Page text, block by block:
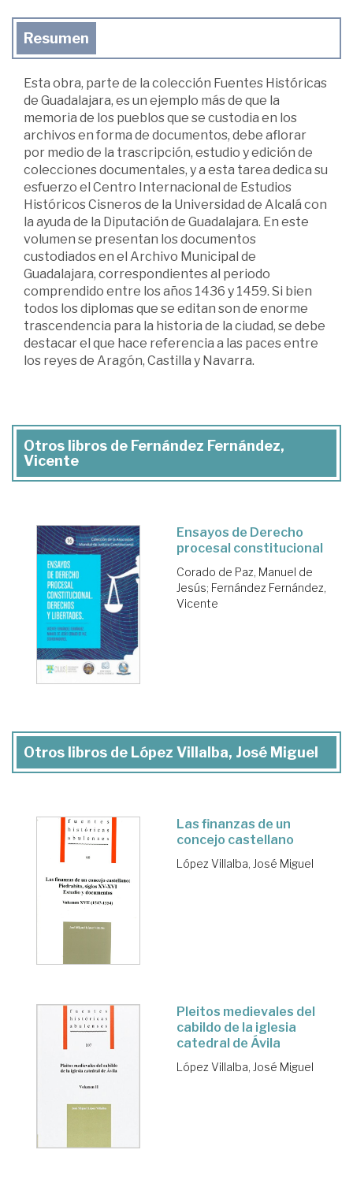
Resumen
Esta obra, parte de la colección Fuentes Históricas
de Guadalajara, es un ejemplo más de que la
memoria de los pueblos que se custodia en los
archivos en forma de documentos, debe aflorar
por medio de la trascripción, estudio y edición de
colecciones documentales, y a esta tarea dedica su
esfuerzo el Centro Internacional de Estudios
Históricos Cisneros de la Universidad de Alcalá con
la ayuda de la Diputación de Guadalajara. En este
volumen se presentan los documentos
custodiados en el Archivo Municipal de
Guadalajara, correspondientes al periodo
comprendido entre los años 1436 y 1459. Si bien
todos los diplomas que se editan son de enorme
trascendencia para la historia de la ciudad, se debe
destacar el que hace referencia a las paces entre
los reyes de Aragón, Castilla y Navarra.
Otros libros de Fernández Fernández,
Vicente
Ensayos de Derecho
procesal constitucional
Corado de Paz, Manuel de
Jesús; Fernández Fernández,
Vicente
Otros libros de López Villalba, José Miguel
Las finanzas de un
concejo castellano
López Villalba, José Miguel
Pleitos medievales del
cabildo de la iglesia
catedral de Ávila
López Villalba, José Miguel